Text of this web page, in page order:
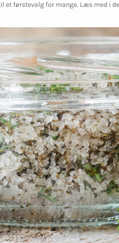
et førstevalg for mange. Læs med i